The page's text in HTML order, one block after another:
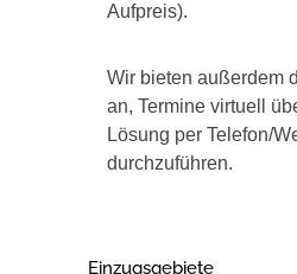
Aufpreis).
Wir bieten außerdem
an, Termine virtuell
Lösung per Telefon/
durchzuführen.
Einzugsgebiete